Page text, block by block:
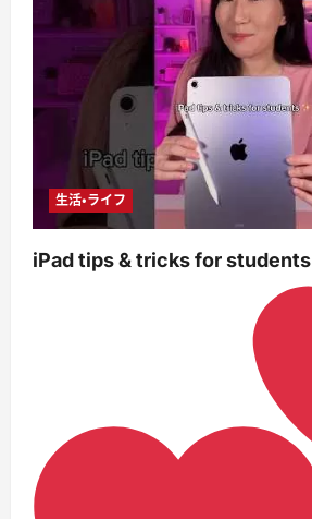
生活・ライフ
iPad tips & tricks for students